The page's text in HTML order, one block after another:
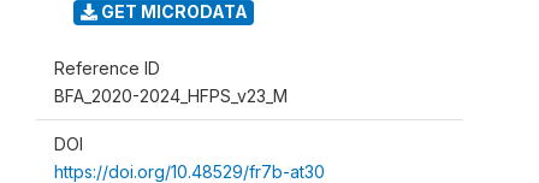
GET MICRODATA
Reference ID
BFA_2020-2024_HFPS_v23_M
DOI
https://doi.org/10.48529/fr7b-at30